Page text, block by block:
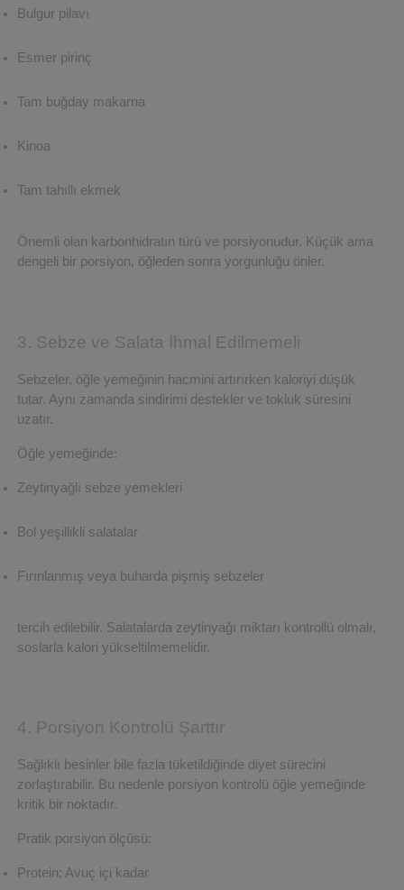
Bulgur pilavı
Esmer pirinç
Tam buğday makarna
Kinoa
Tam tahıllı ekmek
Önemli olan karbonhidratın türü ve porsiyonudur. Küçük ama
dengeli bir porsiyon, öğleden sonra yorgunluğu önler.
3. Sebze ve Salata İhmal Edilmemeli
Sebzeler, öğle yemeğinin hacmini artırırken kaloriyi düşük
tutar. Aynı zamanda sindirimi destekler ve tokluk süresini
uzatır.
Öğle yemeğinde:
Zeytinyağlı sebze yemekleri
Bol yeşillikli salatalar
Fırınlanmış veya buharda pişmiş sebzeler
tercih edilebilir. Salatalarda zeytinyağı miktarı kontrollü olmalı,
soslarla kalori yükseltilmemelidir.
4. Porsiyon Kontrolü Şarttır
Sağlıklı besinler bile fazla tüketildiğinde diyet sürecini
zorlaştırabilir. Bu nedenle porsiyon kontrolü öğle yemeğinde
kritik bir noktadır.
Pratik porsiyon ölçüsü:
Protein: Avuç içi kadar